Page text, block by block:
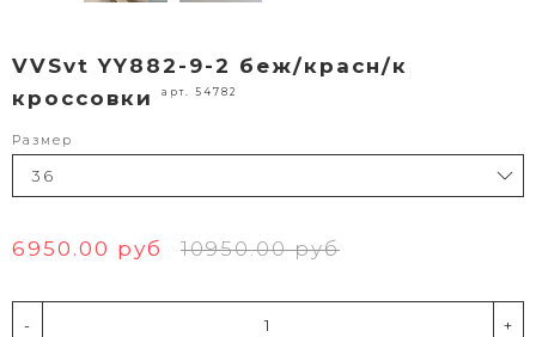
VVSvt YY882-9-2 беж/красн/к
кроссовки
арт. 54782
Размер
6950.00 руб 10950.00 руб
- +